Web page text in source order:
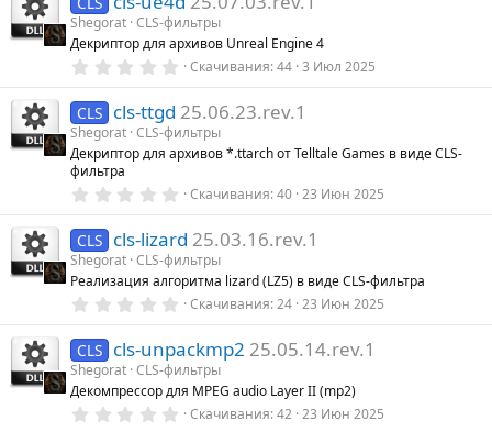
з
в
ё
з
Shegorat CLS-фильтры
Декриптор для архивов Unreal Engine 4
0
0
з
в
ё
д
Скачивания 44 3 Июл 2025
CLS cls-ttgd 25.06.23.rev.1
Shegorat CLS-фильтры
Декриптор для архивов *.ttarch от Telltale Games в виде CLS-
фильтра
0
0
з
в
ё
з
Скачивания 40 23 Июн 2025
CLS cls-lizard 25.03.16.rev.1
Shegorat CLS-фильтры
Реализация алгоритма lizard (LZ5) в виде CLS-фильтра
0
0
з
в
ё
з
Скачивания 24 23 Июн 2025
CLS cls-unpackmp2 25.05.14.rev.1
Shegorat CLS-фильтры
Декомпрессор для MPEG audio Layer II (mp2)
0Скачивания 42 23 Июн 2025